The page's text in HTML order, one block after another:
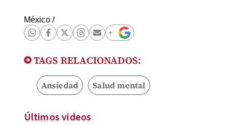
México/
TAGS RELACIONADOS:
Ansiedad Salud mental
Últimos videos